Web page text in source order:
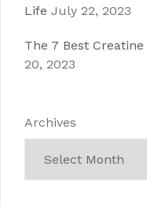
Life July 22, 2023
The 7 Best
20, 2023
Archives